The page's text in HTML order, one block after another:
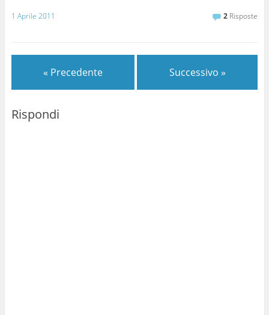
1 Aprile 2011 2 Risposte
« Precedente Successivo »
Rispondi